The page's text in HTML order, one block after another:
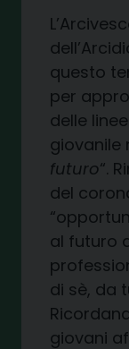
questo
per
delle
giovanile
futuro“.
del
al futuro
di sè, da
giovani